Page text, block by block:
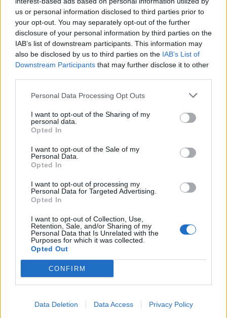
us or personal information disclosed to third parties prior to
your opt-out. You may separately opt-out of the further
disclosure of your personal information by third parties on the
IAB’s list of downstream participants. This information may
also be disclosed by us to third parties on the IAB’s List of
Downstream Participants that may further disclose it to other
Personal Data Processing Opt Outs
I want to opt-out of the Sharing of my
personal data.
Opted In
I want to opt-out of the Sale of my
Personal Data.
Opted In
I want to opt-out of processing my
Personal Data for Targeted Advertising.
Opted In
I want to opt-out of Collection, Use,
Retention, Sale, and/or Sharing of my
Personal Data that Is Unrelated with the
Purposes for which it was collected.
Opted Out
CONFIRM
Data Deletion Data Access Privacy Policy
Изкуствен интелект за първи път
създаде нови жизнеспособни вируси
Астронавти на NASA излязоха в
открития космос